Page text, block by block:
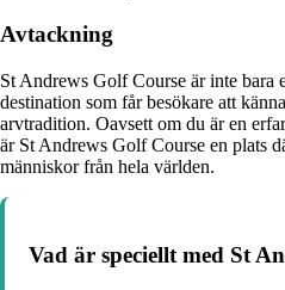
Avtackning
St Andrews Golf Course är inte bara
destination som får besökare att
arvtradition. Oavsett om du är en
är St Andrews Golf Course en plats
människor från hela världen.
Vad är speciellt med St